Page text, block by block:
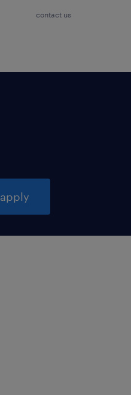
contact us
apply